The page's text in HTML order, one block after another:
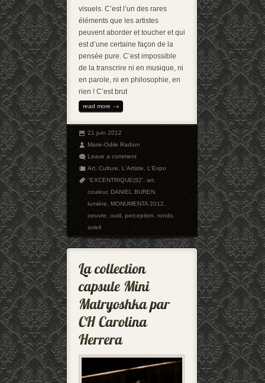
visuels. C’est l’un des rares
éléments que les artistes
peuvent aborder et toucher et qui
est d’une certaine façon de la
pensée pure. C’est impossible
de la transcrire ni en musique, ni
en parole, ni en philosophie, en
rien ! C’est brut
read more
21 juin 2012
Marie-Odile Radom
Leave a comment
Art,Culture,L'Artiste,L'Expo
"EXCENTRIQUE(S)",art,
couleur,DANIEL BUREN,
lumière,MONUMENTA 2012,
oeuvre,outil,perception,ronds,
soleil